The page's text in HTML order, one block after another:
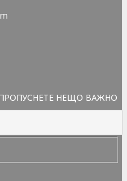
НЕЩО ВАЖНО